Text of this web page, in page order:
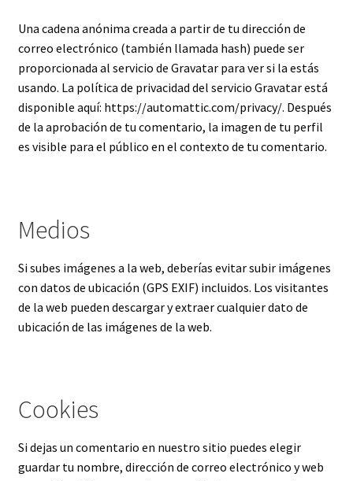
Una cadena anónima creada a partir de tu dirección de
correo electrónico (también llamada hash) puede ser
proporcionada al servicio de Gravatar para ver si la estás
usando. La política de privacidad del servicio Gravatar está
disponible aquí: https://automattic.com/privacy/. Después
de la aprobación de tu comentario, la imagen de tu perfil
es visible para el público en el contexto de tu comentario.
Medios
Si subes imágenes a la web, deberías evitar subir imágenes
con datos de ubicación (GPS EXIF) incluidos. Los visitantes
de la web pueden descargar y extraer cualquier dato de
ubicación de las imágenes de la web.
Cookies
Si dejas un comentario en nuestro sitio puedes elegir
guardar tu nombre, dirección de correo electrónico y web